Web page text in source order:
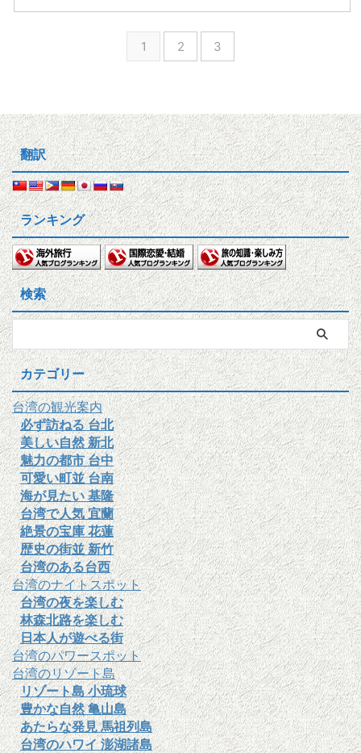
1 2 3
翻訳
ランキング
検索
カテゴリー
台湾の観光案内
必ず訪ねる 台北
美しい自然 新北
魅力の都市 台中
可愛い町並 台南
海が見たい 基隆
台湾で人気 宜蘭
絶景の宝庫 花蓮
歴史の街並 新竹
台湾のある台西
台湾のナイトスポット
台湾の夜を楽しむ
林森北路を楽しむ
日本人が遊べる街
台湾のパワースポット
台湾のリゾート島
リゾート島 小琉球
豊かな自然 亀山島
あたらな発見 馬祖列島
台湾のハワイ 澎湖諸島